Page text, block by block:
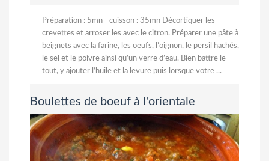
Préparation : 5mn - cuisson : 35mn Décortiquer les
crevettes et arroser les avec le citron. Préparer une pâte à
beignets avec la farine, les oeufs, l’oignon, le persil hachés,
le sel et le poivre ainsi qu’un verre d’eau. Bien battre le
tout, y ajouter l’huile et la levure puis lorsque votre ...
Boulettes de boeuf à l'orientale